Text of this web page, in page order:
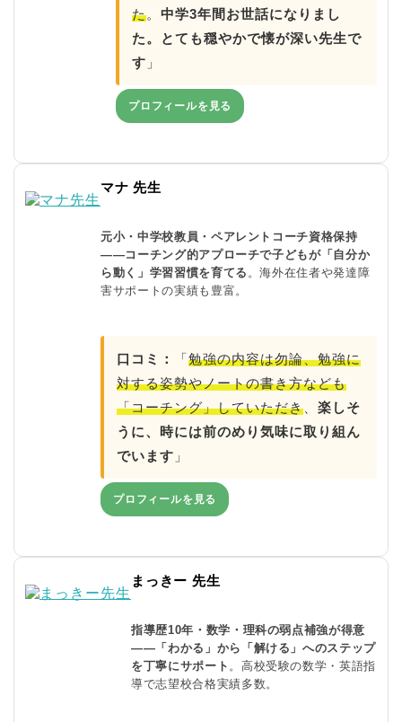
た。 中学3年間お世話になりまし
た。とても穏やかで懐が深い先生で
す 」
プロフィールを見る
マナ 先生
元小・中学校教員・ペアレントコーチ資格保持
——コーチング的アプローチで子どもが「自分か
ら動く」学習習慣を育てる 。海外在住者や発達障
害サポートの実績も豊富。
口コミ： 「勉強の内容は勿論、勉強に
対する姿勢やノートの書き方なども
「コーチング」していただき
楽しそ
うに、時には前のめり気味に取り組ん
でいます 」
プロフィールを見る
まっきー 先生
指導歴10年・数学・理科の弱点補強が得意
——「わかる」から「解ける」へのステップ
を丁寧にサポート 。高校受験の数学・英語指
導で志望校合格実績多数。